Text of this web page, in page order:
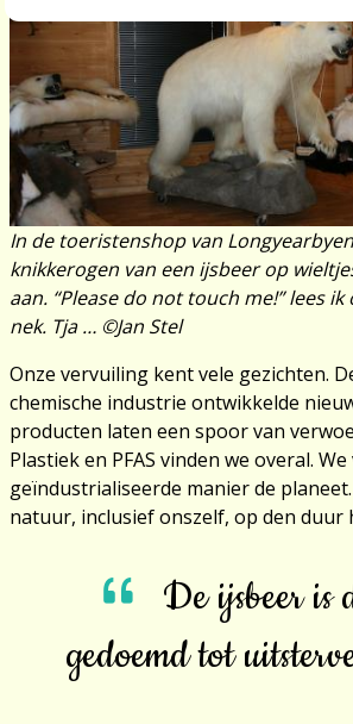
In de toeristenshop van
knikkerogen van een ijsbeer op
aan. “Please do not touch me!” lees
nek. Tja … ©Jan Stel
Onze vervuiling kent vele gezichten.
chemische industrie ontwikkelde
producten laten een spoor van
Plastiek en PFAS vinden we overal.
geïndustrialiseerde manier de
natuur, inclusief onszelf, op den duur
De ijsbeer is
gedoemd tot